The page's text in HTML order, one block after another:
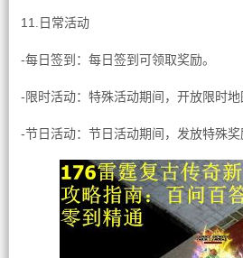
11.日常活动
-每日签到：每日签到可领取奖励。
-限时活动：特殊活动期间，开放限时地
-节日活动：节日活动期间，发放特殊奖